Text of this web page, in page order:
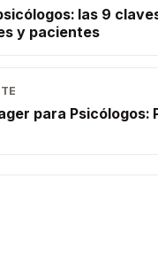
las 9
y pacientes
para Psicólogos: